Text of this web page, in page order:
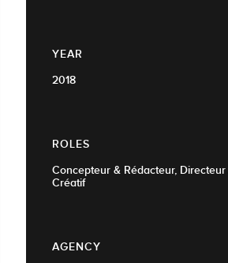
YEAR
2018
ROLES
Concepteur & Rédacteur,
Créatif
AGENCY